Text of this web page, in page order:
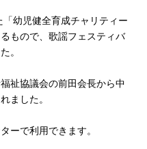
幼児健全育成チャリティー
もので、歌謡フェスティバ
。
祉協議会の前田会長から中
ました。
ーで利用できます。